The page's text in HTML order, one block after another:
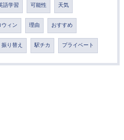
語学習 可能性 天気
ィン 理由 おすすめ
振り替え 駅チカ プライベート